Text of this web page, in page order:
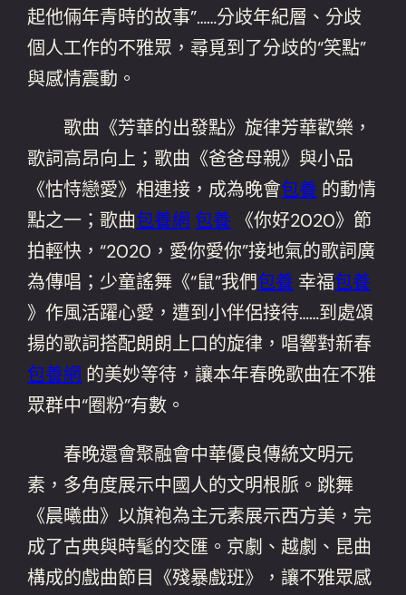
起他倆年青時的故事”……分歧年紀層、分歧
個人工作的不雅眾，尋覓到了分歧的“笑點”
與感情震動。
歌曲《芳華的出發點》旋律芳華歡樂，
歌詞高昂向上；歌曲《爸爸母親》與小品
《怙恃戀愛》相連接，成為晚會包養 的動情
點之一；歌曲包養網 包養 《你好2020》節
拍輕快，“2020，愛你愛你”接地氣的歌詞廣
為傳唱；少童謠舞《“鼠”我們包養 幸福包養
》作風活躍心愛，遭到小伴侶接待……到處頌
揚的歌詞搭配朗朗上口的旋律，唱響對新春
包養網 的美妙等待，讓本年春晚歌曲在不雅
眾群中“圈粉”有數。
春晚還會聚融會中華優良傳統文明元
素，多角度展示中國人的文明根脈。跳舞
《晨曦曲》以旗袍為主元素展示西方美，完
成了古典與時髦的交匯。京劇、越劇、昆曲
構成的戲曲節目《殘暴戲班》，讓不雅眾感